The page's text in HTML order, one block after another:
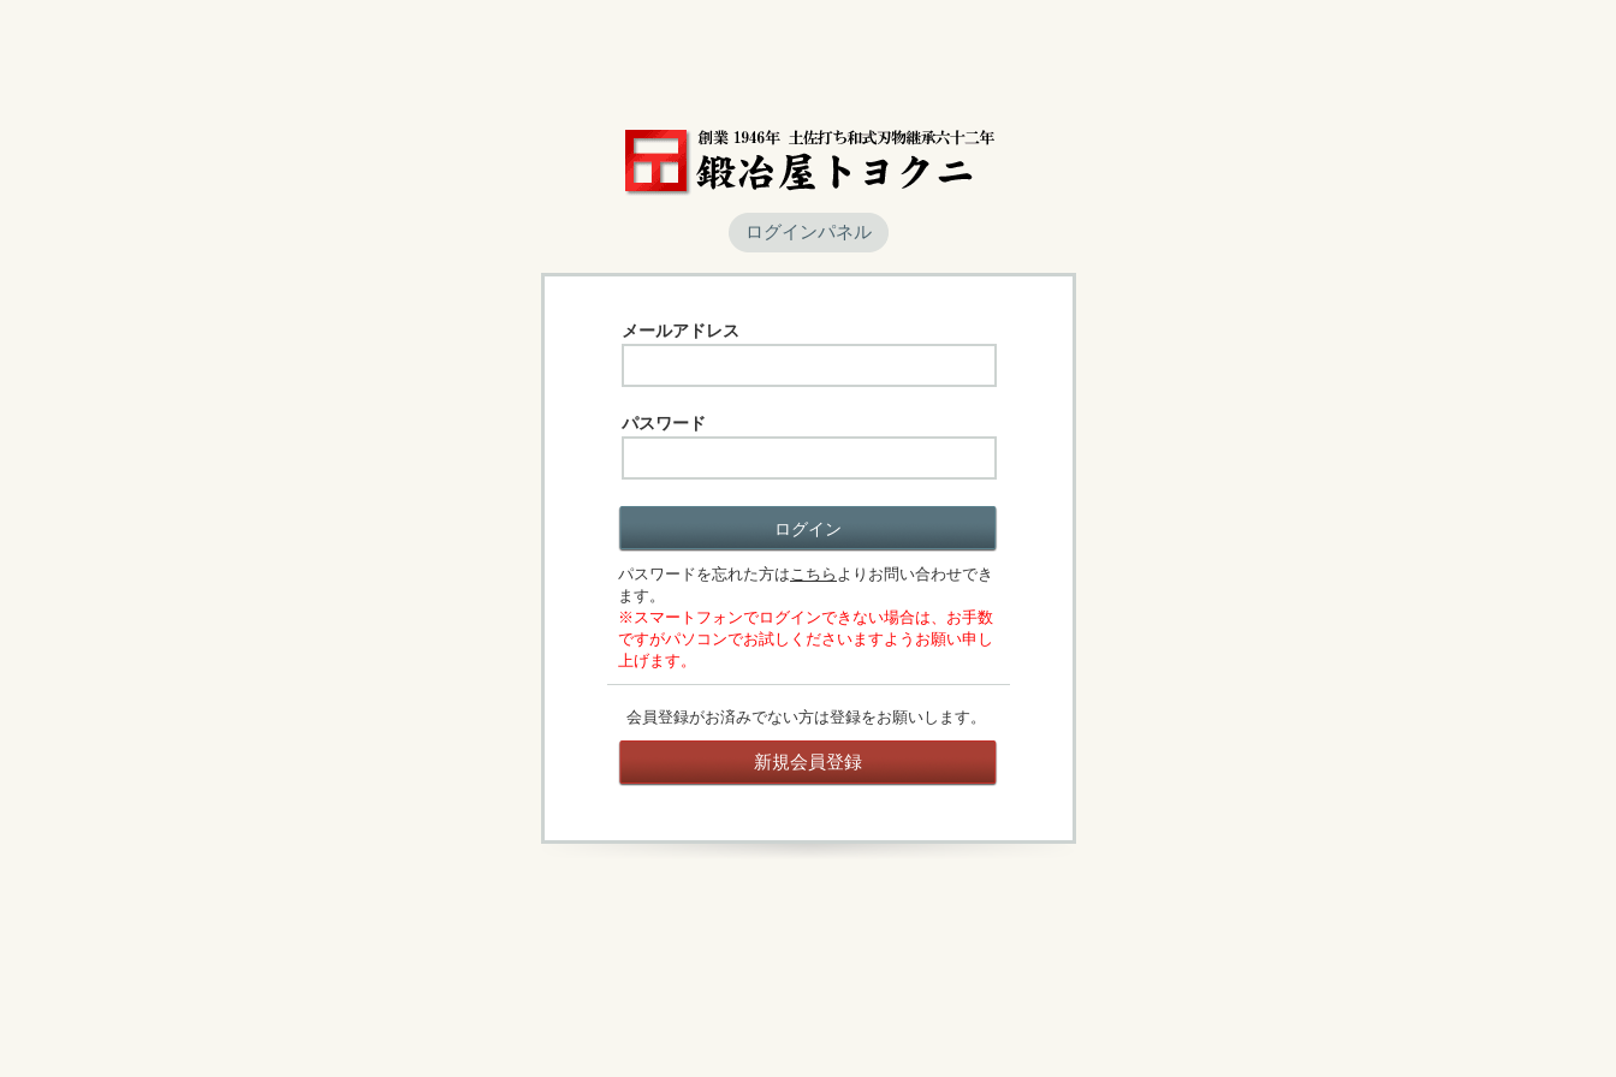
ログインパネル
メールアドレス
パスワード
ログイン
パスワードを忘れた方はこちら よりお問い合わせでき
ます。
※スマートフォンでログインできない場合は、お手数
ですがパソコンでお試しくださいますようお願い申し
上げます。
会員登録がお済みでない方は登録をお願いします。
新規会員登録